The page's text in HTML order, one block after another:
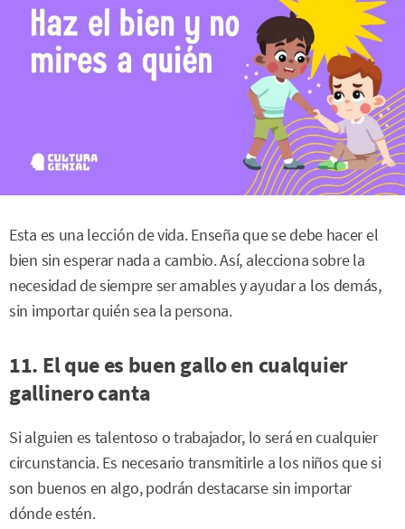
Esta es una lección de vida. Enseña que se debe hacer el
bien sin esperar nada a cambio. Así, alecciona sobre la
necesidad de siempre ser amables y ayudar a los demás,
sin importar quién sea la persona.
11. El que es buen gallo en cualquier
gallinero canta
Si alguien es talentoso o trabajador, lo será en cualquier
circunstancia. Es necesario transmitirle a los niños que si
son buenos en algo, podrán destacarse sin importar
dónde estén.